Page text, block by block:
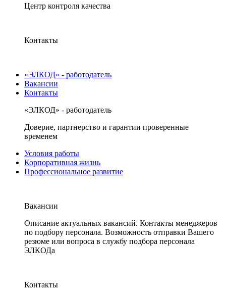
Центр контроля качества
Контакты
«ЭЛКОД» - работодатель
Вакансии
Контакты
«ЭЛКОД» - работодатель
Доверие, партнерство и гарантии проверенные
временем
Условия работы
Корпоративная жизнь
Профессиональное развитие
Вакансии
Описание актуальных вакансий. Контакты менеджеров
по подбору персонала. Возможность отправки Вашего
резюме или вопроса в службу подбора персонала
ЭЛКОДа
Контакты